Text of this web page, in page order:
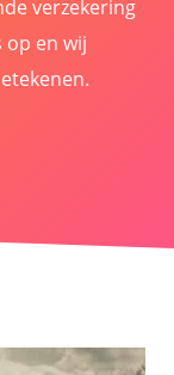
verzekering
op en wij